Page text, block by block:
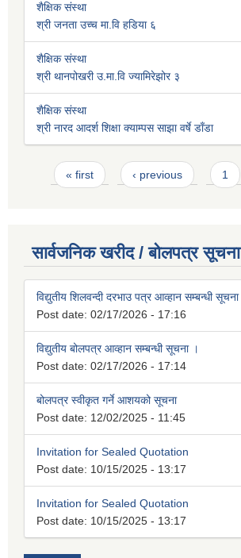
शैक्षिक संस्था
श्री जनता उच्च मा.वि हडिया ६
शैक्षिक संस्था
श्री थानपोखरी उ.मा.वि ज्यामिरेझोर ३
शैक्षिक संस्था
श्री नारद आदर्श शिक्षा क्याम्पस साझा वर्षे डाँडा
Pages
« first ‹ previous 1
सार्वजनिक खरीद / बोलपत्र सूचना
विद्युतीय शिलवन्दी दरभाउ पत्र आव्हान सम्बन्धी सूचना
Post date: 02/17/2026 - 17:16
विद्युतीय बोलपत्र आव्हान सम्बन्धी सूचना ।
Post date: 02/17/2026 - 17:14
बोलपत्र स्वीकृत गर्ने आशयको सूचना
Post date: 12/02/2025 - 11:45
Invitation for Sealed Quotation
Post date: 10/15/2025 - 13:17
Invitation for Sealed Quotation
Post date: 10/15/2025 - 13:17